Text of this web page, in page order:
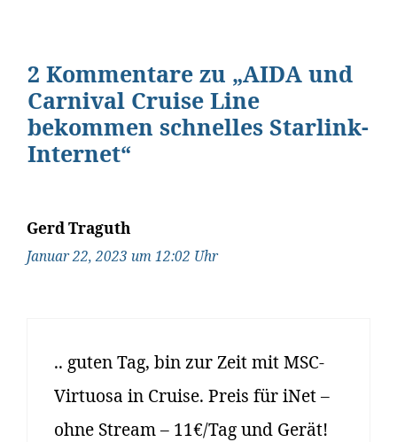
2 Kommentare zu „AIDA und
Carnival Cruise Line
bekommen schnelles Starlink-
Internet“
Gerd Traguth
Januar 22, 2023 um 12:02 Uhr
.. guten Tag, bin zur Zeit mit MSC-
Virtuosa in Cruise. Preis für iNet –
ohne Stream – 11€/Tag und Gerät!